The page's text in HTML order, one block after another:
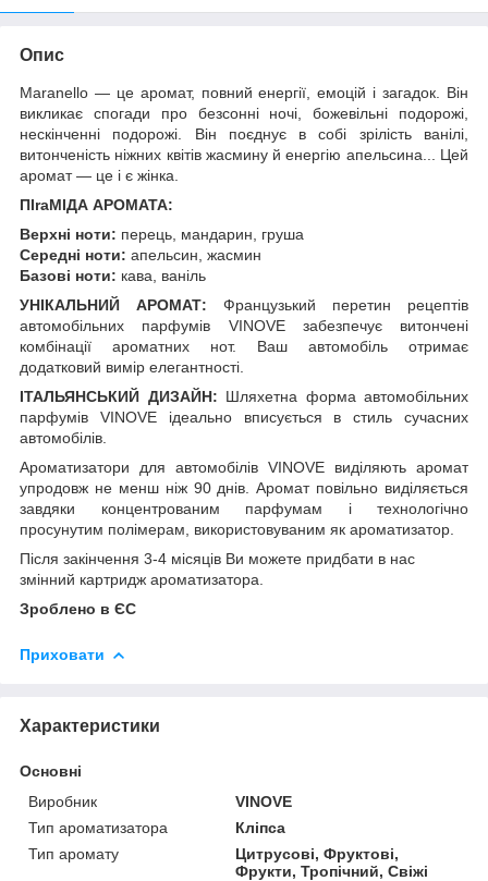
Опис
Maranello — це аромат, повний енергії, емоцій і загадок. Він
викликає спогади про безсонні ночі, божевільні подорожі,
нескінченні подорожі. Він поєднує в собі зрілість ванілі,
витонченість ніжних квітів жасмину й енергію апельсина... Цей
аромат — це і є жінка.
ПІraМІДА АРОМАТА:
Верхні ноти: перець, мандарин, груша
Середні ноти: апельсин, жасмин
Базові ноти: кава, ваніль
УНІКАЛЬНИЙ АРОМАТ: Французький перетин рецептів
автомобільних парфумів VINOVE забезпечує витончені
комбінації ароматних нот. Ваш автомобіль отримає
додатковий вимір елегантності.
ІТАЛЬЯНСЬКИЙ ДИЗАЙН: Шляхетна форма автомобільних
парфумів VINOVE ідеально вписується в стиль сучасних
автомобілів.
Ароматизатори для автомобілів VINOVE виділяють аромат
упродовж не менш ніж 90 днів. Аромат повільно виділяється
завдяки концентрованим парфумам і технологічно
просунутим полімерам, використовуваним як ароматизатор.
Після закінчення 3-4 місяців Ви можете придбати в нас
змінний картридж ароматизатора.
Зроблено в ЄС
Приховати
Характеристики
Основні
Виробник
VINOVE
Тип ароматизатора
Кліпса
Тип аромату
Цитрусові, Фруктові,
Фрукти, Тропічний, Свіжі